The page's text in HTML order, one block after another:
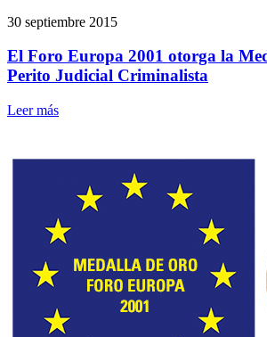
30 septiembre 2015
El Foro Europa 2001 otorga la
Perito Judicial Criminalista
Leer más